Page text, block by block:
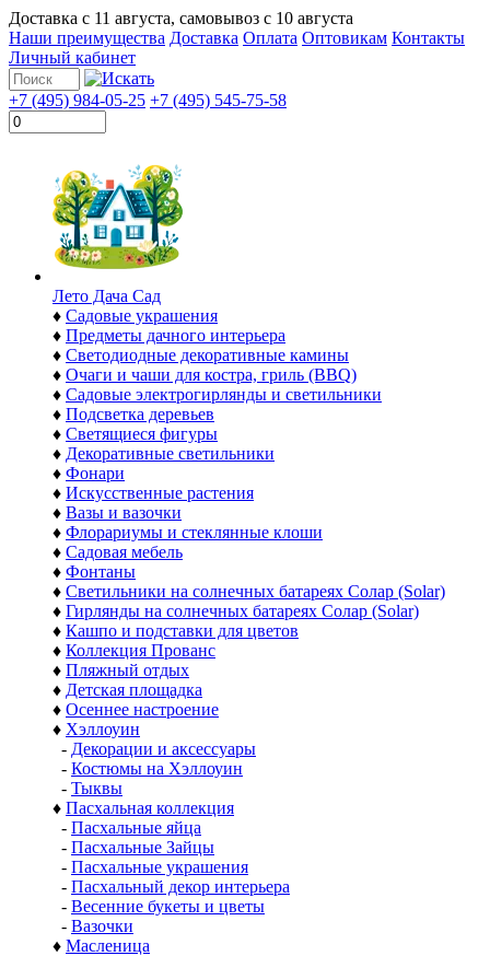
Доставка с 11 августа, самовывоз с 10 августа
Наши преимущества Доставка Оплата Оптовикам Контакты
Личный кабинет
+7 (495) 984-05-25 +7 (495) 545-75-58
Лето Дача Сад
♦ Садовые украшения
♦ Предметы дачного интерьера
♦ Светодиодные декоративные камины
♦ Очаги и чаши для костра, гриль (BBQ)
♦ Садовые электрогирлянды и светильники
♦ Подсветка деревьев
♦ Светящиеся фигуры
♦ Декоративные светильники
♦ Фонари
♦ Искусственные растения
♦ Вазы и вазочки
♦ Флорариумы и стеклянные клоши
♦ Садовая мебель
♦ Фонтаны
♦ Светильники на солнечных батареях Солар (Solar)
♦ Гирлянды на солнечных батареях Солар (Solar)
♦ Кашпо и подставки для цветов
♦ Коллекция Прованс
♦ Пляжный отдых
♦ Детская площадка
♦ Осеннее настроение
♦ Хэллоуин
- Декорации и аксессуары
- Костюмы на Хэллоуин
- Тыквы
♦ Пасхальная коллекция
- Пасхальные яйца
- Пасхальные Зайцы
- Пасхальные украшения
- Пасхальный декор интерьера
- Весенние букеты и цветы
- Вазочки
♦ Масленица